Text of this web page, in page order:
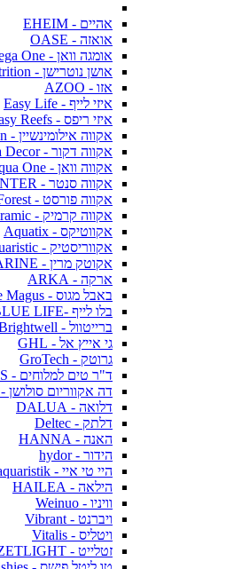
אהיים - EHEIM
אואזה - OASE
אומגה וואן - Omega One
אושן נוטרישן - Ocean Nutrition
אזו - AZOO
איזי לייף - Easy Life
איזי ריפס - Easy Reefs
אקווה אילומינשיין - AI Aqua Illumination
אקווה דקור - Aqua Decor
אקווה וואן - Aqua One
אקווה סנטר - AQUA CENTER
אקווה פורסט - Aqua Forest
אקווה קרמיק - Aqua Ceramic
אקווטיקס - Aquatix
אקווריסטיק - Aquaristic
אקוטק מרין - ECOTECH MARINE
ארקה - ARKA
באבל מגוס - Bubble Magus
בלו לייף -BLUE LIFE
ברייטוול - Brightwell
גי אייץ אל - GHL
גרוטק - GroTech
ד"ר טים למלוחים - DR. TIM'S
דה אקווריום סולושן - The Aquarium Solution
דלואה - DALUA
דלתק - Deltec
האנה - HANNA
הידור - hydor
היי טי איי - ATI aquaristik
הילאה - HAILEA
וויניו - Weinuo
ויברנט - Vibrant
ויטליס - Vitalis
זטלייט - ZETLIGHT